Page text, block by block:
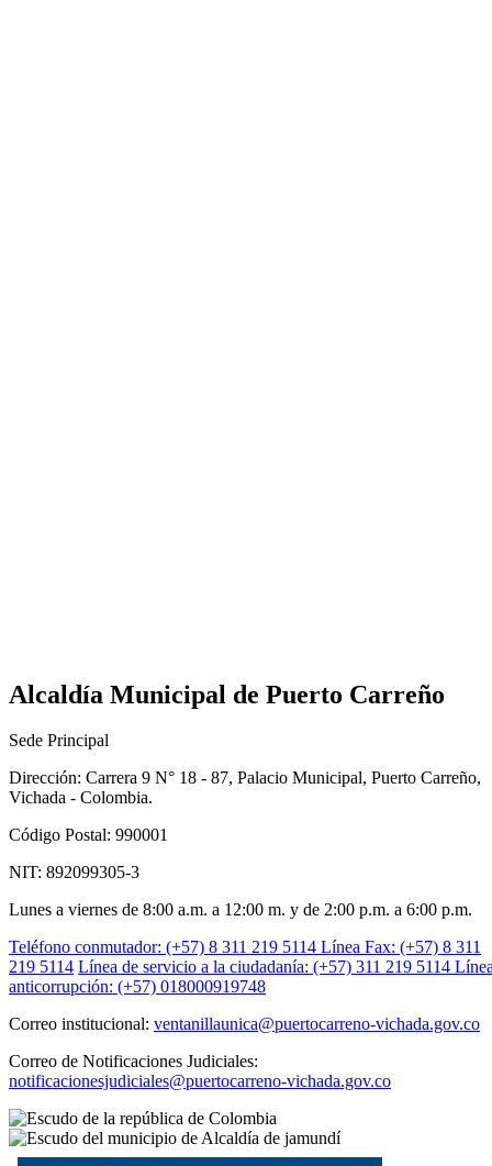
Alcaldía Municipal de Puerto Carreño
Sede Principal
Dirección: Carrera 9 N° 18 - 87, Palacio Municipal, Puerto Carreño,
Vichada - Colombia.
Código Postal: 990001
NIT: 892099305-3
Lunes a viernes de 8:00 a.m. a 12:00 m. y de 2:00 p.m. a 6:00 p.m.
Teléfono conmutador: (+57) 8 311 219 5114 Línea Fax: (+57) 8 311
219 5114 Línea de servicio a la ciudadanía: (+57) 311 219 5114
anticorrupción: (+57) 018000919748
Correo institucional: ventanillaunica@puertocarreno-vichada.gov.co
Correo de Notificaciones Judiciales:
notificacionesjudiciales@puertocarreno-vichada.gov.co